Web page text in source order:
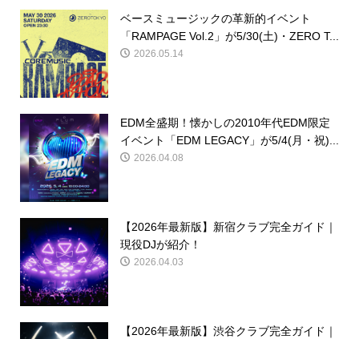
ベースミュージックの革新的イベント
「RAMPAGE Vol.2」が5/30(土)・ZERO T...
2026.05.14
EDM全盛期！懐かしの2010年代EDM限定
イベント「EDM LEGACY」が5/4(月・祝)...
2026.04.08
【2026年最新版】新宿クラブ完全ガイド｜
現役DJが紹介！
2026.04.03
【2026年最新版】渋谷クラブ完全ガイド｜